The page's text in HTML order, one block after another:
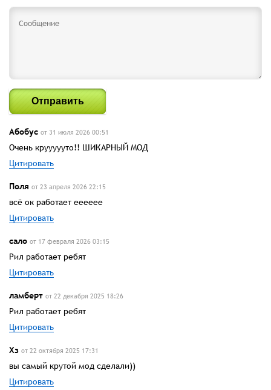
Отправить
Абобус от 31 июля 2026 00:51
Очень круууууто!! ШИКАРНЫЙ МОД
Цитировать
Поля от 23 апреля 2026 22:15
всё ок работает ееееее
Цитировать
сало от 17 февраля 2026 03:15
Рил работает ребят
Цитировать
ламберт от 22 декабря 2025 18:26
Рил работает ребят
Цитировать
Хз от 22 октября 2025 17:31
вы самый крутой мод сделали))
Цитировать